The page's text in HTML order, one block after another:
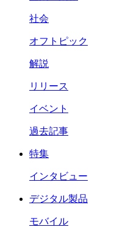
社会
オフトピック
解説
リリース
イベント
過去記事
特集
インタビュー
デジタル製品
モバイル